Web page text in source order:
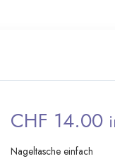
CHF 14.00
Nageltasche einfach